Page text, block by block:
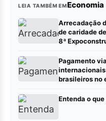
LEIA TAMBÉM EMEconomia
Arrecadação
de caridade
8ª
Pagamento
brasileiros no
Entenda o